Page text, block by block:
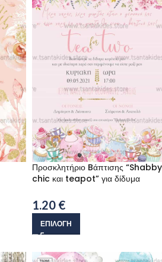
Προσκλητήριο Bάπτισης “Shabby
chic και teapot” για δίδυμα
1.20 €
ΕΠΙΛΟΓΉ